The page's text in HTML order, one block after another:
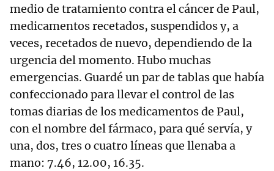
medio de tratamiento contra el cáncer de Paul,
medicamentos recetados, suspendidos y, a
veces, recetados de nuevo, dependiendo de la
urgencia del momento. Hubo muchas
emergencias. Guardé un par de tablas que había
confeccionado para llevar el control de las
tomas diarias de los medicamentos de Paul,
con el nombre del fármaco, para qué servía, y
una, dos, tres o cuatro líneas que llenaba a
mano: 7.46, 12.00, 16.35.